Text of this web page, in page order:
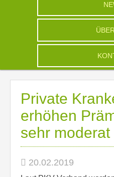
Private
erhöhen
sehr moderat
20.02.2019